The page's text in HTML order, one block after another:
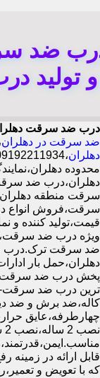
ضد
و تولید
درب ضد سرقت
ضد سرقت در دهلران
دهلران
محدوده
دهلران،درب ضد
سرقت منطقه
سرقت،فروش انواع
قیمت،تولید کننده
ویژه درب ضد
ضد سرقت ترک.درب
دهلران،حمل بار
پخش درب ضد سرقت
ترین درب ضد سرقت-
چهارطرفه،عایق
قابل ارائه در
که با تعویض و